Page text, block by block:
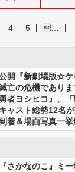
4 5 …
開『新劇場版☆ケ
亡の危機であり
者ヨシヒコ』、『
ャスト総勢12名
着＆場面写真一挙
さかなのこ』ミ